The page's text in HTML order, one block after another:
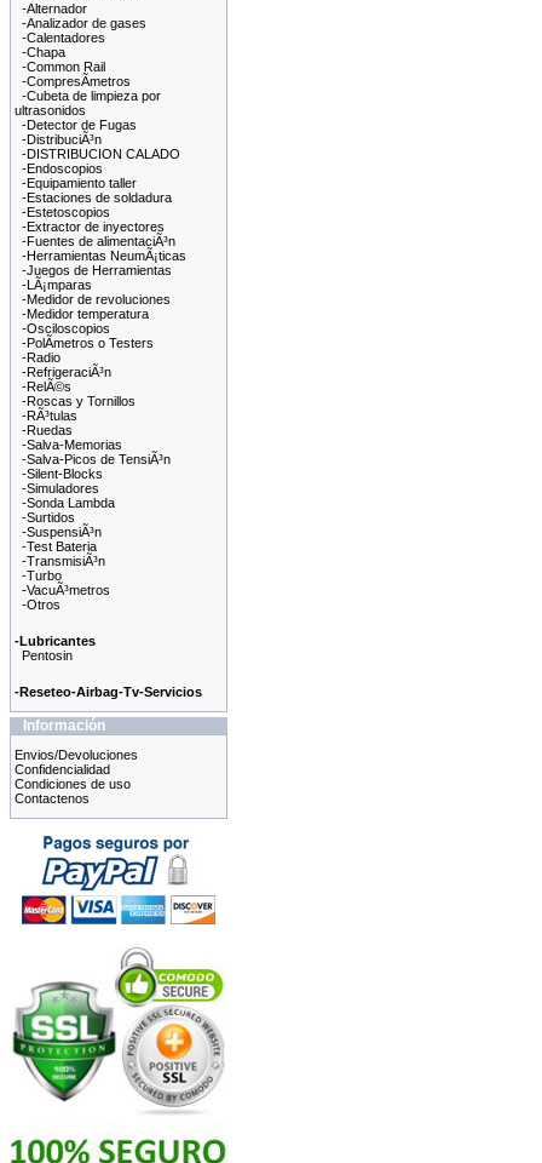
-Alternador
-Analizador de gases
-Calentadores
-Chapa
-Common Rail
-CompresÃ­metros
-Cubeta de limpieza por
ultrasonidos
-Detector de Fugas
-DistribuciÃ³n
-DISTRIBUCION CALADO
-Endoscopios
-Equipamiento taller
-Estaciones de soldadura
-Estetoscopios
-Extractor de inyectores
-Fuentes de alimentaciÃ³n
-Herramientas NeumÃ¡ticas
-Juegos de Herramientas
-LÃ¡mparas
-Medidor de revoluciones
-Medidor temperatura
-Osciloscopios
-PolÃ­metros o Testers
-Radio
-RefrigeraciÃ³n
-RelÃ©s
-Roscas y Tornillos
-RÃ³tulas
-Ruedas
-Salva-Memorias
-Salva-Picos de TensiÃ³n
-Silent-Blocks
-Simuladores
-Sonda Lambda
-Surtidos
-SuspensiÃ³n
-Test Bateria
-TransmisiÃ³n
-Turbo
-VacuÃ³metros
-Otros
-Lubricantes
Pentosin
-Reseteo-Airbag-Tv-Servicios
Información
Envios/Devoluciones
Confidencialidad
Condiciones de uso
Contactenos